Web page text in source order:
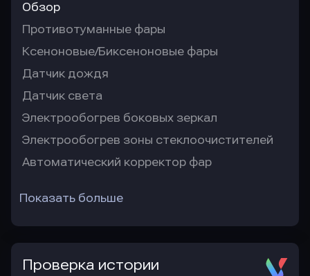
Обзор
Противотуманные фары
Ксеноновые/Биксеноновые фары
Датчик дождя
Датчик света
Электрообогрев боковых зеркал
Электрообогрев зоны стеклоочистителей
Автоматический корректор фар
Показать больше
Проверка истории